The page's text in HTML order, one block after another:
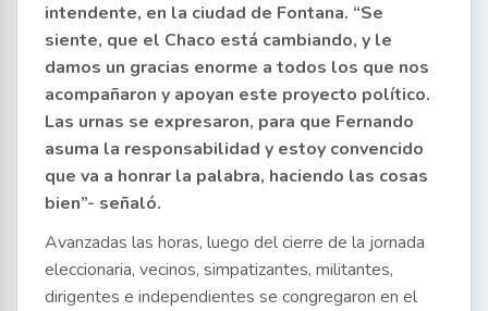
intendente, en la ciudad de Fontana. “Se
siente, que el Chaco está cambiando, y le
damos un gracias enorme a todos los que nos
acompañaron y apoyan este proyecto político.
Las urnas se expresaron, para que Fernando
asuma la responsabilidad y estoy convencido
que va a honrar la palabra, haciendo las cosas
bien”- señaló.
Avanzadas las horas, luego del cierre de la jornada
eleccionaria, vecinos, simpatizantes, militantes,
dirigentes e independientes se congregaron en el